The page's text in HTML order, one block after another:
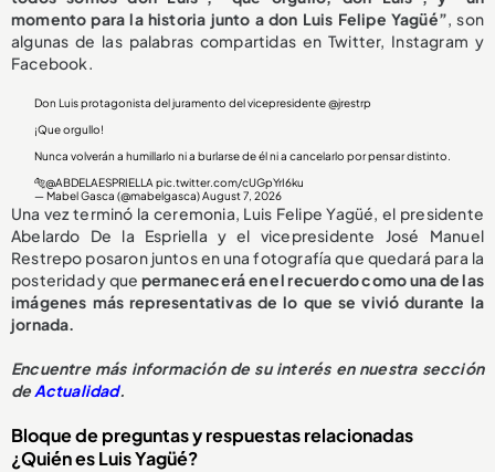
momento para la historia junto a don Luis Felipe Yagüé”, son
algunas de las palabras compartidas en Twitter, Instagram y
Facebook.
Don Luis protagonista del juramento del vicepresidente@jrestrp
¡Que orgullo!
Nunca volverán a humillarlo ni a burlarse de él ni a cancelarlo por pensar distinto.
🐅@ABDELAESPRIELLA pic.twitter.com/cUGpYrI6ku
— Mabel Gasca (@mabelgasca)August 7, 2026
Una vez terminó la ceremonia, Luis Felipe Yagüé, el presidente
Abelardo De la Espriella y el vicepresidente José Manuel
Restrepo posaron juntos en una fotografía que quedará para la
posteridad y quepermanecerá en el recuerdo como una de las
imágenes más representativas de lo que se vivió durante la
jornada.
Encuentre más información de su interés en nuestra sección
deActualidad.
Bloque de preguntas y respuestas relacionadas
¿Quién es Luis Yagüé?